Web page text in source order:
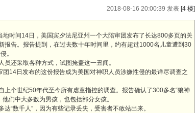
2018-08-16 20:00:39 发表[4 楼]
地时间14日，美国宾夕法尼亚州一个大陪审团发布了长达800多页的关
报告。报告提到，在过去数十年时间里，约有超过1000名儿童遭到30
。
还采取各种方式，试图掩盖这一丑闻。
14日发布的这份报告成为美国对神职人员涉嫌性侵的最详尽调查之
上个世纪50年代至今所有虐童指控的调查。报告确认了300多名“狼神
们中大多数为男孩，也包括部分女孩。
“数千人”，因为有些记录丢失，受害者不敢站出来。